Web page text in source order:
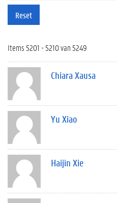
Reset
Items 5201 - 5210 van 5249
Chiara Xausa
Yu Xiao
Haijin Xie